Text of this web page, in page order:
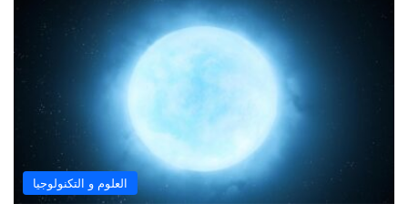
العلوم و التكنولوجيا